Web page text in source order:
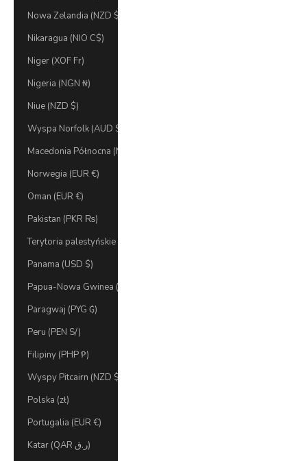
Nowa Zelandia (NZD $)
Nikaragua (NIO C$)
Niger (XOF Fr)
Nigeria (NGN ₦)
Niue (NZD $)
Wyspa Norfolk (AUD $)
Macedonia Północna (MKD ден)
Norwegia (EUR €)
Oman (EUR €)
Pakistan (PKR ₨)
Terytoria palestyńskie (ILS ₪)
Panama (USD $)
Papua-Nowa Gwinea (PGK K)
Paragwaj (PYG ₲)
Peru (PEN S/)
Filipiny (PHP ₱)
Wyspy Pitcairn (NZD $)
Polska (zł)
Portugalia (EUR €)
Katar (QAR ر.ق)